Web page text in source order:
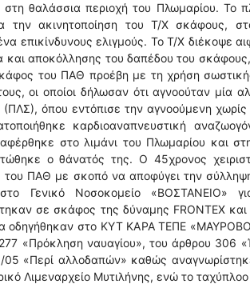
στη θαλάσσια περιοχή του Πλωμαρίου.
την ακινητοποίηση του Τ/Χ σκάφους,
επικίνδυνους ελιγμούς. Το Τ/Χ διέκοψε
και αποκόλλησης του δαπέδου του
του ΠΑΘ προέβη με τη χρήση
οι οποίοι δήλωσαν ότι αγνοούταν μία
όπου εντόπισε την αγνοούμενη
καρδιοαναπνευστική
στο λιμάνι του Πλωμαρίου και
ο θάνατός της. Ο 45χρονος
ΠΑΘ με σκοπό να αποφύγει την
Γενικό Νοσοκομείο «ΒΟΣΤΑΝΕΙΟ»
σε σκάφος της δύναμης FRONTEX
οδηγήθηκαν στο ΚΥΤ ΚΑΡΑ ΤΕΠΕ
«Πρόκληση ναυαγίου», του άρθρου 306
«Περί αλλοδαπών» καθώς
Λιμεναρχείο Μυτιλήνης, ενώ το ταχύπλοο